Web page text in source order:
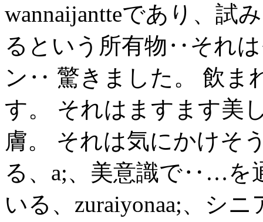
wannaijantteであり、試
るという所有物‥それ
ン‥ 驚きました。 飲ま
す。 それはますます美
膚。 それは気にかけそ
る、a;、美意識で‥…を
いる、zuraiyonaa;、シ